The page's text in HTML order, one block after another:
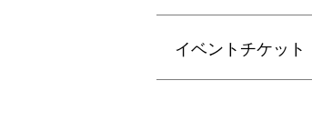
イベントチケット